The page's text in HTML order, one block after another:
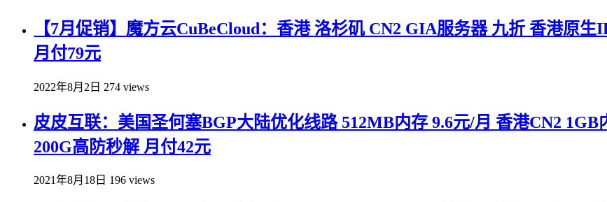
【7月促销】魔方云CuBeCloud：香港 洛杉矶 CN2 GIA服务器 九折 香港原
月付79元
2022年8月2日 274 views
皮皮互联：美国圣何塞BGP大陆优化线路 512MB内存 9.6元/月 香港CN2
200G高防秒解 月付42元
2021年8月18日 196 views